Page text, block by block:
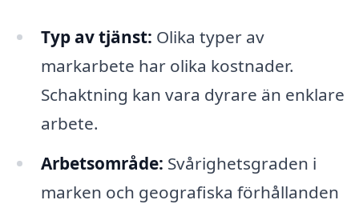
Typ av tjänst: Olika typer av
markarbete har olika kostnader.
Schaktning kan vara dyrare än enklare
arbete.
Arbetsområde: Svårighetsgraden i
marken och geografiska förhållanden